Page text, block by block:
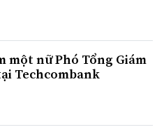
một nữ Phó Tổng Giám
Techcombank